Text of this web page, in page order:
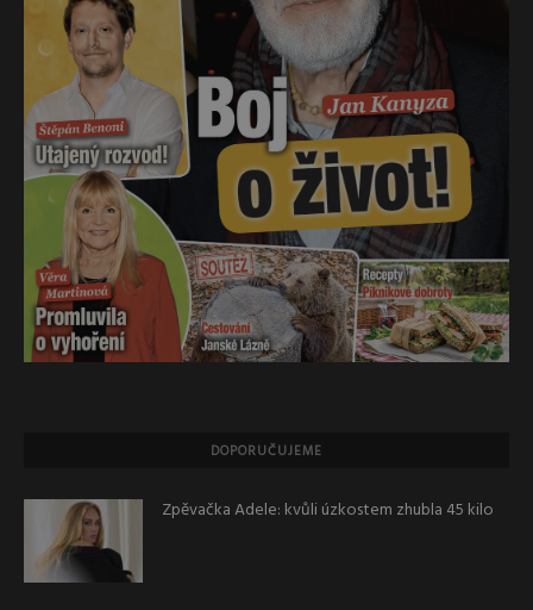
DOPORUČUJEME
Zpěvačka Adele: kvůli úzkostem zhubla 45 kilo